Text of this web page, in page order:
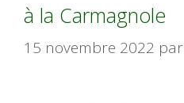
à la Carmagnole
15 novembre 2022 par